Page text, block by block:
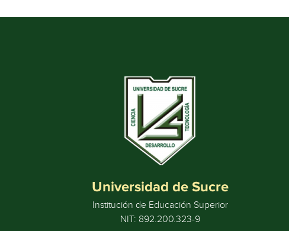
Universidad de Sucre
Institución de Educación Superior
NIT: 892.200.323-9